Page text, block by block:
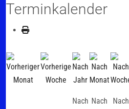
Terminkalender
Nach Nach
Nach